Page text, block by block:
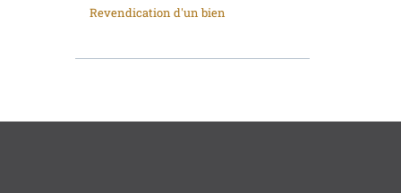
Revendication d'un bien